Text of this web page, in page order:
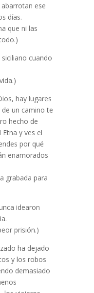
ese
días.
que ni las
cuando
hay lugares
un camino te
hecho de
Etna y ves el
por qué
enamorados
grabada para
idearon
prisión.)
ha dejado
y los robos
demasiado